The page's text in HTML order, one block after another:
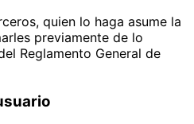
quien lo haga asume la
previamente de lo
Reglamento General de